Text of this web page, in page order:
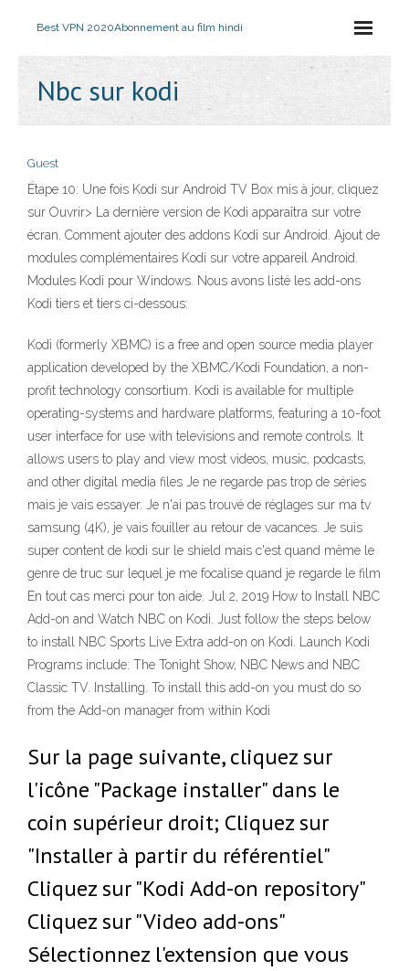
Best VPN 2020Abonnement au film hindi
Nbc sur kodi
Guest
Étape 10: Une fois Kodi sur Android TV Box mis à jour, cliquez
sur Ouvrir> La dernière version de Kodi apparaîtra sur votre
écran. Comment ajouter des addons Kodi sur Android. Ajout de
modules complémentaires Kodi sur votre appareil Android.
Modules Kodi pour Windows. Nous avons listé les add-ons
Kodi tiers et tiers ci-dessous:
Kodi (formerly XBMC) is a free and open source media player
application developed by the XBMC/Kodi Foundation, a non-
profit technology consortium. Kodi is available for multiple
operating-systems and hardware platforms, featuring a 10-foot
user interface for use with televisions and remote controls. It
allows users to play and view most videos, music, podcasts,
and other digital media files Je ne regarde pas trop de séries
mais je vais essayer. Je n'ai pas trouvé de réglages sur ma tv
samsung (4K), je vais fouiller au retour de vacances. Je suis
super content de kodi sur le shield mais c'est quand même le
genre de truc sur lequel je me focalise quand je regarde le film
En tout cas merci pour ton aide. Jul 2, 2019 How to Install NBC
Add-on and Watch NBC on Kodi. Just follow the steps below
to install NBC Sports Live Extra add-on on Kodi. Launch Kodi
Programs include: The Tonight Show, NBC News and NBC
Classic TV. Installing. To install this add-on you must do so
from the Add-on manager from within Kodi
Sur la page suivante, cliquez sur
l'icône "Package installer" dans le
coin supérieur droit; Cliquez sur
"Installer à partir du référentiel"
Cliquez sur "Kodi Add-on repository"
Cliquez sur "Video add-ons"
Sélectionnez l'extension que vous